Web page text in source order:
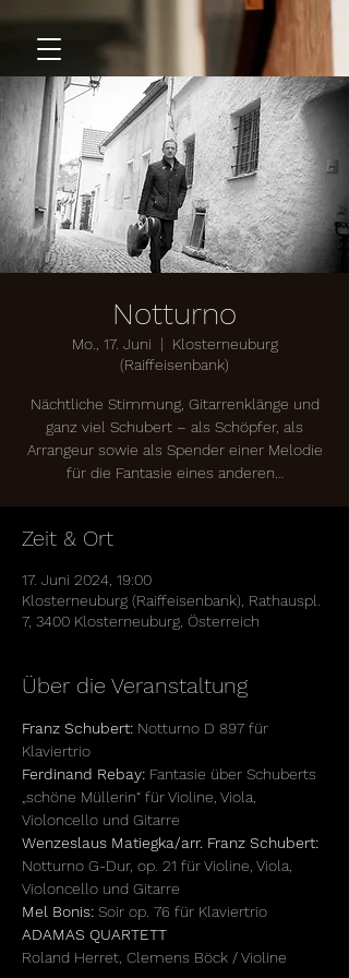
Notturno
Mo., 17. Juni
  |
Klosterneuburg
(Raiffeisenbank)
Nächtliche Stimmung, Gitarrenklänge und
ganz viel Schubert – als Schöpfer, als
Arrangeur sowie als Spender einer Melodie
für die Fantasie eines anderen…
Zeit & Ort
17. Juni 2024, 19:00
Klosterneuburg (Raiffeisenbank), Rathauspl.
7, 3400 Klosterneuburg, Österreich
Über die Veranstaltung
Franz Schubert: Notturno D 897 für
Klaviertrio
Ferdinand Rebay: Fantasie über Schuberts
„schöne Müllerin“ für Violine, Viola,
Violoncello und Gitarre
Wenzeslaus Matiegka/arr. Franz Schubert:
Notturno G-Dur, op. 21 für Violine, Viola,
Violoncello und Gitarre
Mel Bonis: Soir op. 76 für Klaviertrio
ADAMAS QUARTETT
Roland Herret, Clemens Böck / Violine